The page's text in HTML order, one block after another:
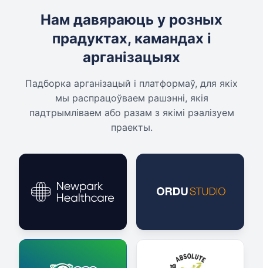
Нам давяраюць у розных
прадуктах, камандах і
арганізацыях
Падборка арганізацый і платформаў, для якіх
мы распрацоўваем рашэнні, якія
падтрымліваем або разам з якімі рэалізуем
праекты.